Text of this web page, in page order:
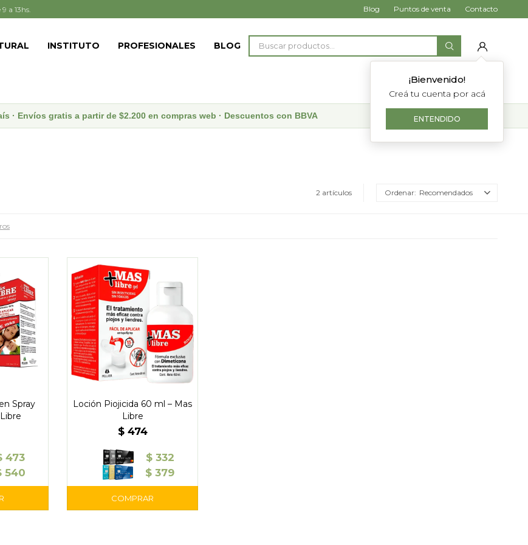
INSTITUTO PROFESIONALES BLOG
¡Bienvenido!
Creá tu cuenta por acá
ENTENDIDO
a 13hs. Blog Puntos de venta Contacto
· Envíos gratis a partir de $2.200 en compras web · Descuentos con BBVA
2 artículos Recomendados
Spray
473
540
Loción Piojicida 60 ml – Mas
Libre
$ 474
$ 332
$ 379